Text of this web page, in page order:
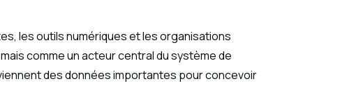
les outils numériques et les organisations
comme un acteur central du système de
des données importantes pour concevoir